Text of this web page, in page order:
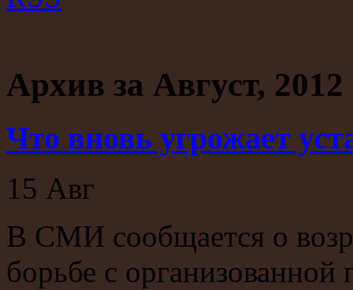
Архив за Август, 2012
Что вновь угрожает
15 Авг
В СМИ сообщается о
борьбе с